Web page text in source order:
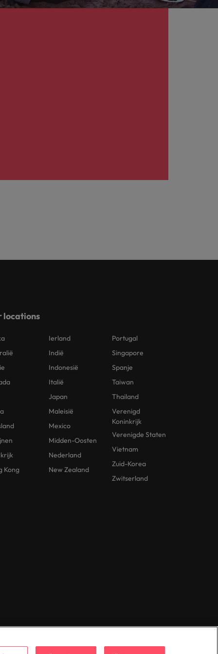
locations
Kong
Ierland
Indië
Indonesië
Italië
Japan
Maleisië
Mexico
Midden-Oosten
Nederland
New Zealand
Portugal
Singapore
Spanje
Taiwan
Thailand
Verenigd
Koninkrijk
Verenigde Staten
Vietnam
Zuid-Korea
Zwitserland